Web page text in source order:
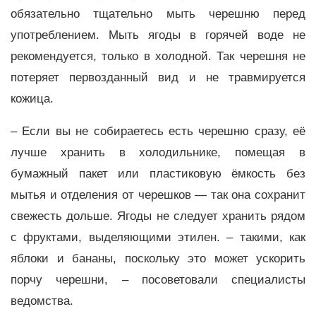
обязательно тщательно мыть черешню перед
употреблением. Мыть ягоды в горячей воде не
рекомендуется, только в холодной. Так черешня не
потеряет первозданный вид и не травмируется
кожица.
– Если вы не собираетесь есть черешню сразу, её
лучше хранить в холодильнике, помещая в
бумажный пакет или пластиковую ёмкость без
мытья и отделения от черешков — так она сохранит
свежесть дольше. Ягоды не следует хранить рядом
с фруктами, выделяющими этилен. – такими, как
яблоки и бананы, поскольку это может ускорить
порчу черешни, – посоветовали специалисты
ведомства.